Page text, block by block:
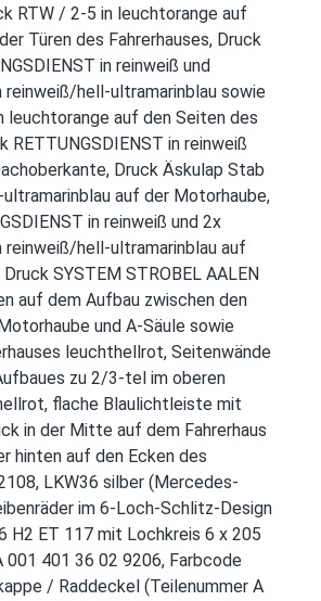
RTW / 2-5 in leuchtorange auf
Türen des Fahrerhauses, Druck
in reinweiß und
reinweiß/hell-ultramarinblau sowie
leuchtorange auf den Seiten des
RETTUNGSDIENST in reinweiß
Druck Äskulap Stab
auf der Motorhaube,
in reinweiß und 2x
reinweiß/hell-ultramarinblau auf
SYSTEM STROBEL AALEN
auf dem Aufbau zwischen den
und A-Säule sowie
leuchthellrot, Seitenwände
zu 2/3-tel im oberen
flache Blaulichtleiste mit
in der Mitte auf dem Fahrerhaus
hinten auf den Ecken des
LKW36 silber (Mercedes-
im 6-Loch-Schlitz-Design
H2 ET 117 mit Lochkreis 6 x 205
001 401 36 02 9206, Farbcode
/ Raddeckel (Teilenummer A